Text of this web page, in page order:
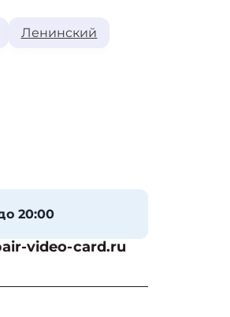
Ленинский
20:00
video-card.ru